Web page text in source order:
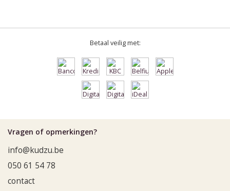
Betaal veilig met:
Vragen of opmerkingen?
info@kudzu.be
050 61 54 78
contact